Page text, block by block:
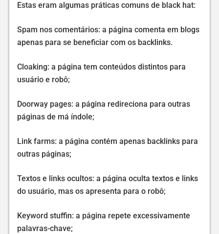
Estas eram algumas práticas comuns de black hat:
Spam nos comentários: a página comenta em blogs
apenas para se beneficiar com os backlinks.
Cloaking: a página tem conteúdos distintos para
usuário e robô;
Doorway pages: a página redireciona para outras
páginas de má índole;
Link farms: a página contém apenas backlinks para
outras páginas;
Textos e links ocultos: a página oculta textos e links
do usuário, mas os apresenta para o robô;
Keyword stuffin: a página repete excessivamente
palavras-chave;